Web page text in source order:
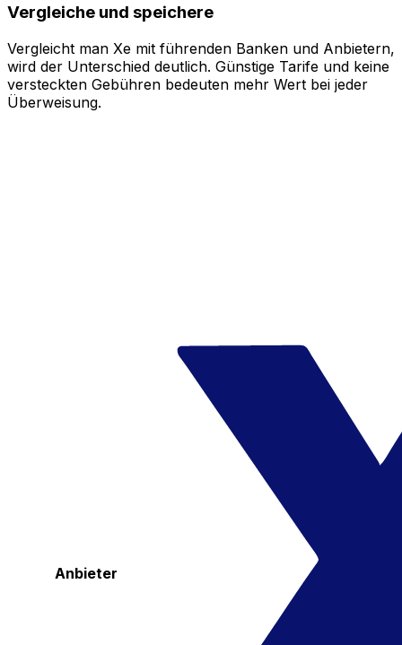
Vergleiche und speichere
Vergleicht man Xe mit führenden Banken und Anbietern,
wird der Unterschied deutlich. Günstige Tarife und keine
versteckten Gebühren bedeuten mehr Wert bei jeder
Überweisung.
Anbieter